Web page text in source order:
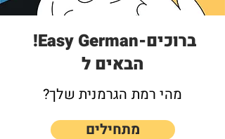
!Easy German-ברוכים
הבאים ל
מהי רמת הגרמנית שלך?
מתחילים